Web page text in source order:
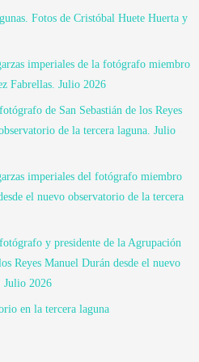
Fotos de Cristóbal Huete Huerta y
imperiales de la fotógrafo miembro
Fabrellas. Julio 2026
de San Sebastián de los Reyes
de la tercera laguna. Julio
imperiales del fotógrafo miembro
el nuevo observatorio de la tercera
y presidente de la Agrupación
Reyes Manuel Durán desde el nuevo
Julio 2026
en la tercera laguna